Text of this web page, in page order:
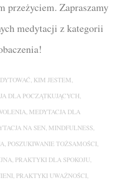
przeżyciem. Zapraszamy
medytacji z kategorii
, KIM JESTEM,
DLA POCZĄTKUJĄCYCH,
, MEDYTACJA DLA
NA SEN, MINDFULNESS,
, POSZUKIWANIE TOŻSAMOŚCI,
, PRAKTYKI DLA SPOKOJU,
, PRAKTYKI UWAŻNOŚCI,